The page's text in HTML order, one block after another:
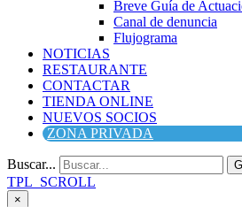
Breve Guía de
Canal de denuncia
Flujograma
NOTICIAS
RESTAURANTE
CONTACTAR
TIENDA ONLINE
NUEVOS SOCIOS
ZONA PRIVADA
Buscar...
TPL_SCROLL
×